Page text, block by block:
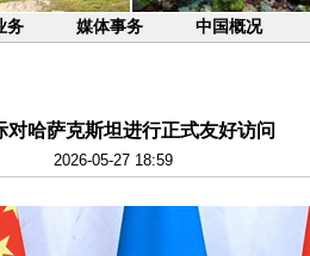
务 媒体事务 中国概况
对哈萨克斯坦进行正式友好访问
2026-05-27 18:59